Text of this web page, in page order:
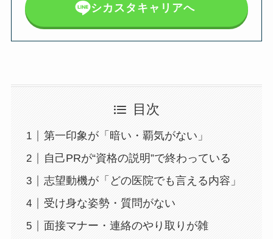
シカスタキャリアへ
目次
第一印象が「暗い・覇気がない」
自己PRが“資格の説明”で終わっている
志望動機が「どの医院でも言える内容」
受け身な姿勢・質問がない
面接マナー・連絡のやり取りが雑